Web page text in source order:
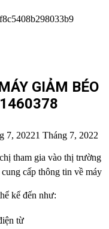
GIẢM BÉO
7, 20221 Tháng 7, 2022
tham gia vào thị trường
cấp thông tin về máy
kể đến như:
từ